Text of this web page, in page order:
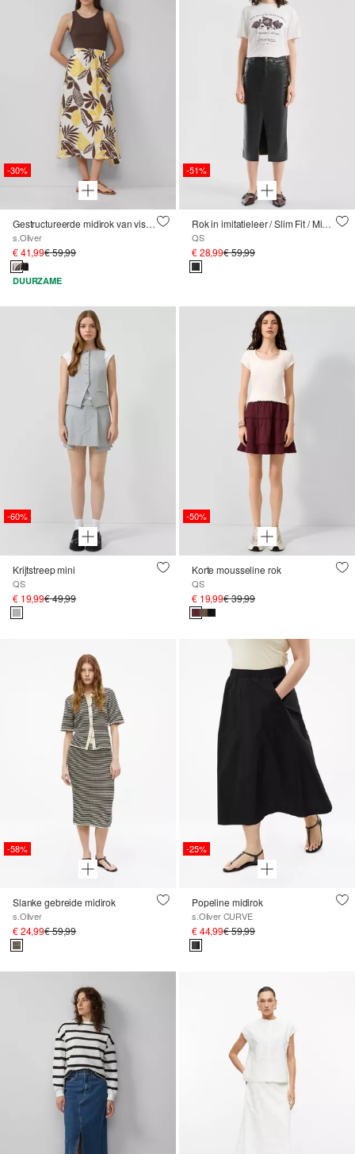
-30%
Gestructureerde midirok van viscosemix
s.Oliver
€ 41,99€ 59,99
DUURZAME
-51%
Rok in imitatieleer / Slim Fit / Mid Rise / Split detail
QS
€ 28,99€ 59,99
-60%
Krijtstreep mini
QS
€ 19,99€ 49,99
-50%
Korte mousseline rok
QS
€ 19,99€ 39,99
-58%
Slanke gebreide midirok
s.Oliver
€ 24,99€ 59,99
-25%
Popeline midirok
s.Oliver CURVE
€ 44,99€ 59,99